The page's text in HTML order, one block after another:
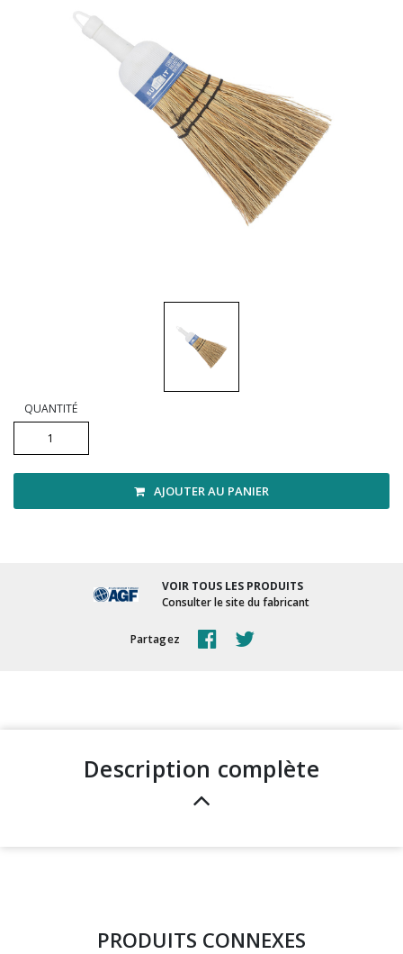
Brosses et manches
Chariots et manutention
Distributrices et supports
Grattoirs, moutons et racloirs pour vitres/planchers
Tampons, porte-tampons et manches
Vadrouilles, manches et cadres
QUANTITÉ
AJOUTER AU PANIER
VOIR TOUS LES PRODUITS
Consulter le site du fabricant
Partagez
description complète
PRODUITS CONNEXES